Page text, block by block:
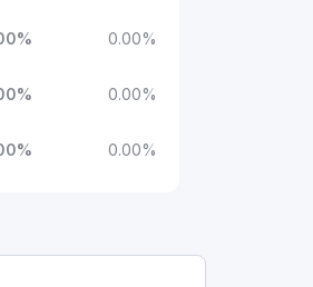
% 0.00%
% 0.00%
% 0.00%